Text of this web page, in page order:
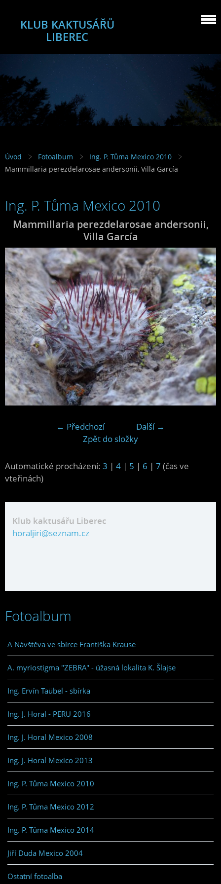
KLUB KAKTUSÁŘŮ
LIBEREC
Úvod Fotoalbum
Ing. P. Tůma Mexico 2010
Mammillaria perezdelarosae andersonii, Villa García
Ing. P. Tůma Mexico 2010
Mammillaria perezdelarosae andersonii,
Villa García
← Předchozí
Další →
Zpět do složky
Automatické procházení: 3 | 4 | 5 | 6 | 7 (čas ve
vteřinách)
Klub kaktusářu Liberec
horaljiri@seznam.cz
Fotoalbum
A Návštěva ve sbírce Františka Krause
A. myriostigma "ZEBRA" - úžasná lokalita K. Šlajse
Ing. Ervín Taübel - sbírka
Ing. J. Horal - PERU 2016
Ing. J. Horal Mexico 2008
Ing. J. Horal Mexico 2013
Ing. P. Tůma Mexico 2010
Ing. P. Tůma Mexico 2012
Ing. P. Tůma Mexico 2014
Jiří Duda Mexico 2004
Ostatní fotoalba